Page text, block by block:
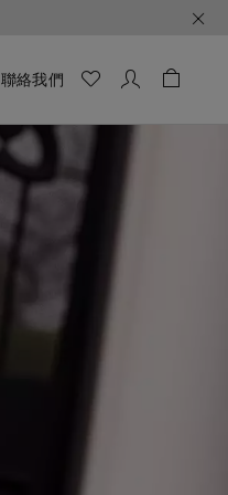
聯絡我們